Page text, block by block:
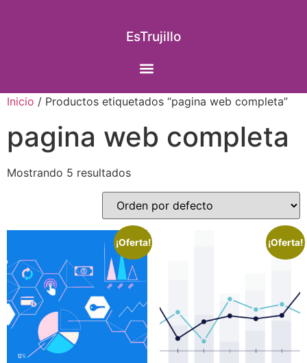
EsTrujillo
Inicio / Productos etiquetados “pagina web completa”
pagina web completa
Mostrando 5 resultados
¡Oferta! ¡Oferta!